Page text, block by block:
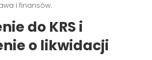
i finansów.
do KRS i
o likwidacji